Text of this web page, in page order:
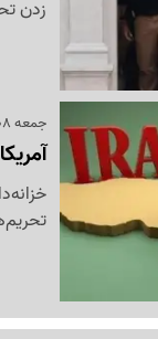
زدن
جمعه 1405/03/08 ساعت 04:03